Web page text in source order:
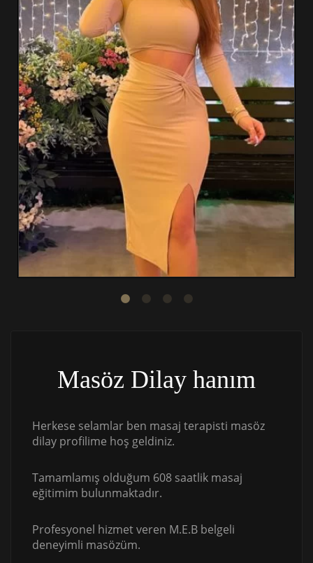
Masöz Dilay hanım
Herkese selamlar ben masaj terapisti masöz
dilay profilime hoş geldiniz.
Tamamlamış olduğum 608 saatlik masaj
eğitimim bulunmaktadır.
Profesyonel hizmet veren M.E.B belgeli
deneyimli masözüm.